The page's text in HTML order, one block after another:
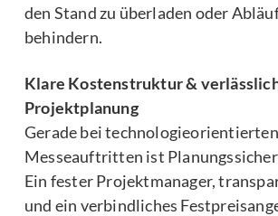
den Stand zu überladen oder
behindern.
Klare Kostenstruktur &
Projektplanung
Gerade bei technologieorientierten
Messeauftritten ist
Ein fester Projektmanager,
und ein verbindliches